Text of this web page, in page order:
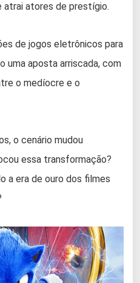
atrai atores de prestígio.
de jogos eletrônicos para
uma aposta arriscada, com
o medíocre e o
o cenário mudou
essa transformação?
a era de ouro dos filmes